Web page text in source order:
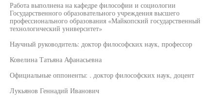
Работа выполнена на кафедре философии и социологии
Государственного образовательного учреждения высшего
профессионального образования «Майкопский государственный
технологический университет»
Научный руководитель: доктор философских наук, профессор
Ковелина Татьяна Афанасьевна
Официальные оппоненты: . доктор философских наук, доцент
Лукьянов Геннадий Иванович